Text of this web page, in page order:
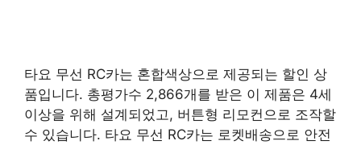
타요 무선 RC카는 혼합색상으로 제공되는 할인 상
품입니다. 총평가수 2,866개를 받은 이 제품은 4세
이상을 위해 설계되었고, 버튼형 리모컨으로 조작할
수 있습니다. 타요 무선 RC카는 로켓배송으로 안전